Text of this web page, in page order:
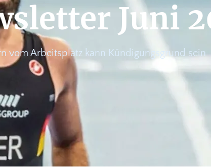
Juni
vom Arbeitsplatz kann Kündigungsgrund sein